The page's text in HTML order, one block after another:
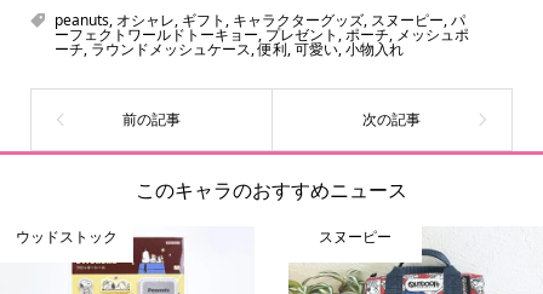
をご紹介しています。生まれたばかりの新しいキャラクタ
ーをいち早く皆さんにお届けすることも、私たちの使命の
peanuts, オシャレ, ギフト , キャラクターグッズ, スヌーピー,パ
ーフェクトワールドトーキョー, プレゼント ,ポーチ, メッシュポ
ーチ, ラウンドメッシュケース,便利,可愛い,小物入れ
このキャラのおすすめニュース
ウッドストック スヌーピー